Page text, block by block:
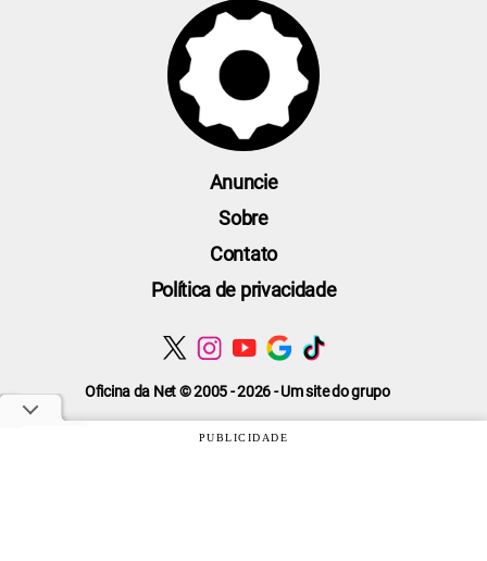
Oficina da Net © 2005 - 2026 - Um site do grupo
Anuncie
Sobre
Contato
Política de privacidade
PUBLICIDADE